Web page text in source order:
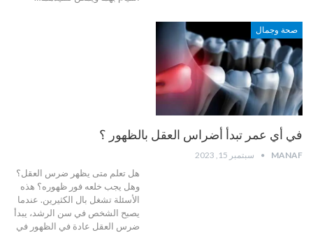
صحة وجمال
في أي عمر تبدأ أضراس العقل بالظهور ؟
MANAF سبتمبر 15, 2023
هل تعلم متى يظهر ضرس العقل؟
وهل يجب خلعه فور ظهوره؟ هذه
الأسئلة تشغل بال الكثيرين. عندما
يصبح الشخص في سن الرشد، يبدأ
ضرس العقل عادة في الظهور في